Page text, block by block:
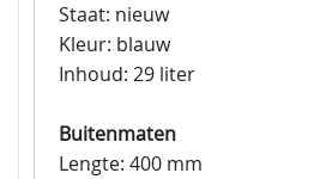
Staat: nieuw
Kleur: blauw
Inhoud: 29 liter
Buitenmaten
Lengte: 400 mm